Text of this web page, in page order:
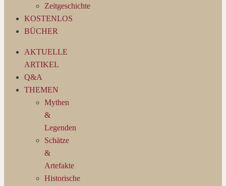
Zeitgeschichte
KOSTENLOS
BÜCHER
AKTUELLE
ARTIKEL
Q&A
THEMEN
Mythen
&
Legenden
Schätze
&
Artefakte
Historische